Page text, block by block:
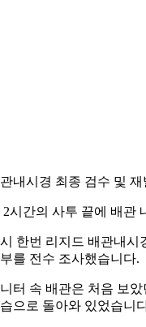
내시경 최종 검수 및 재
2시간의 사투 끝에 배관
한번 리지드 배관내시
를 전수 조사했습니다.
터 속 배관은 처음 보
으로 돌아와 있었습니